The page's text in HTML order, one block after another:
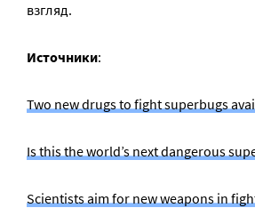
взгляд.
Источники:
Two new drugs to fight superbugs
Is this the world’s next dangerous
Scientists aim for new weapons in